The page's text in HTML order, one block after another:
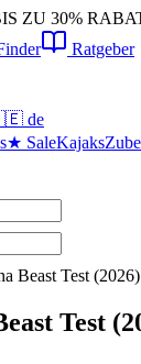
ZU 30%
Ratgeber
de
★ SaleKajaks
Beast Test
Test